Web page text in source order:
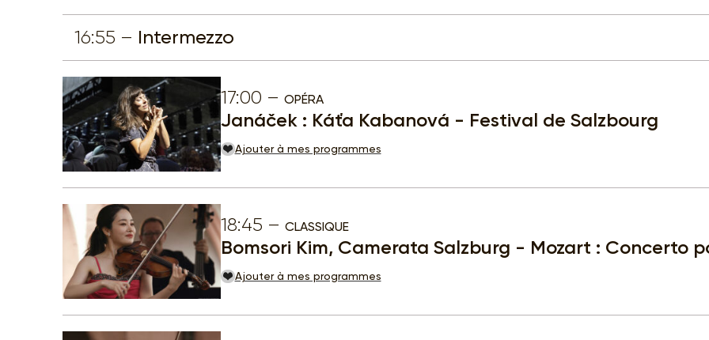
16:55 Intermezzo
17:00 OPÉRA
Janáček : Káťa Kabanová - Festival de Salzbourg
Ajouter à mes programmes
18:45 CLASSIQUE
Bomsori Kim, Camerata Salzburg - Mozart : Concerto
Ajouter à mes programmes